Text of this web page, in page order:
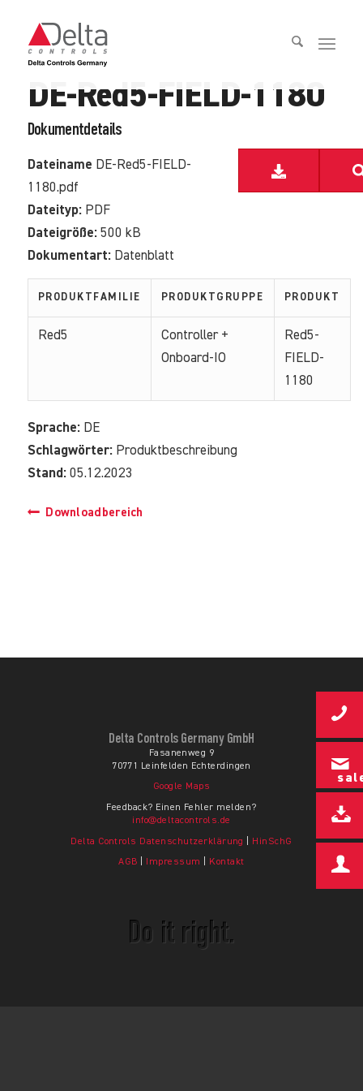
DE-Red5-FIELD-1180
Dokumentdetails
Dateiname DE-Red5-FIELD-
1180.pdf
Dateityp:PDF
Dateigröße:500 kB
Dokumentart:Datenblatt
PRODUKTFAMILIE PRODUKTGRUPPE PRODUKT
Red5
Controller +
Onboard-IO
Red5-
FIELD-
1180
Sprache:DE
Schlagwörter: Produktbeschreibung
Stand:05.12.2023
Downloadbereich
Delta Controls Germany GmbH
Fasanenweg 9
70771 Leinfelden Echterdingen
Google Maps
Feedback? Einen Fehler melden?
info@deltacontrols.de
Delta Controls Datenschutzerklärung HinSchG
AGB Impressum Kontakt
Do it right.